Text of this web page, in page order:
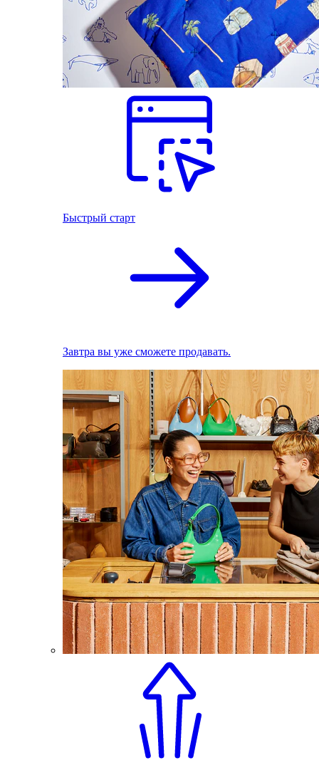
Быстрый старт
Завтра вы уже сможете продавать.